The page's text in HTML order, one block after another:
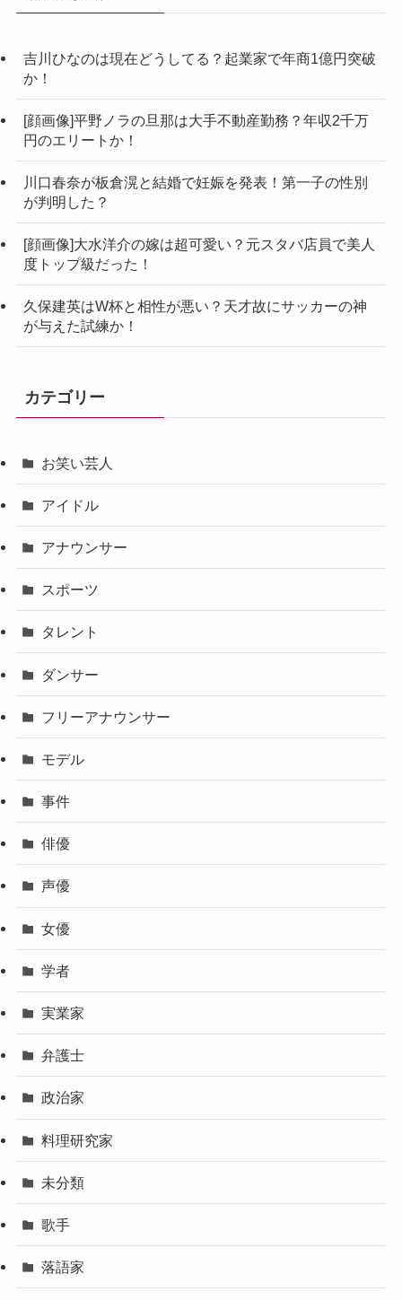
吉川ひなのは現在どうしてる？起業家で年商1億円突破
か！
[顔画像]平野ノラの旦那は大手不動産勤務？年収2千万
円のエリートか！
川口春奈が板倉滉と結婚で妊娠を発表！第一子の性別
が判明した？
[顔画像]大水洋介の嫁は超可愛い？元スタバ店員で美人
度トップ級だった！
久保建英はW杯と相性が悪い？天才故にサッカーの神
が与えた試練か！
カテゴリー
お笑い芸人
アイドル
アナウンサー
スポーツ
タレント
ダンサー
フリーアナウンサー
モデル
事件
俳優
声優
女優
学者
実業家
弁護士
政治家
料理研究家
未分類
歌手
落語家